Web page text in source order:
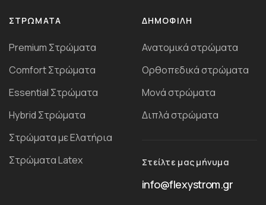
ΣΤΡΏΜΑΤΑ
Premium Στρώματα
Comfort Στρώματα
Essential Στρώματα
Ηybrid Στρώματα
Στρώματα με Ελατήρια
Στρώματα Latex
ΔΗΜΟΦΙΛΉ
Ανατομικά στρώματα
Ορθοπεδικά στρώματα
Μονά στρώματα
Διπλά στρώματα
Στείλτε μας μήνυμα
info@flexystrom.gr